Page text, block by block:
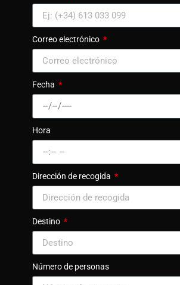
Correo electrónico
Fecha
Hora
Dirección de recogida
Destino
Número de personas